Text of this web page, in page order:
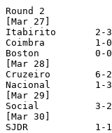
Round 2
[Mar 27]
Itabirito	2-3	Atlético
Coimbra		1-0	Uberabinha
Boston		0-0	Minas
[Mar 28]
Cruzeiro	6-2	Betim
Nacional	1-3	Athletic
[Mar 29]
Social		3-2	América
[Mar 30]
SJDR		1-1	Vila Real